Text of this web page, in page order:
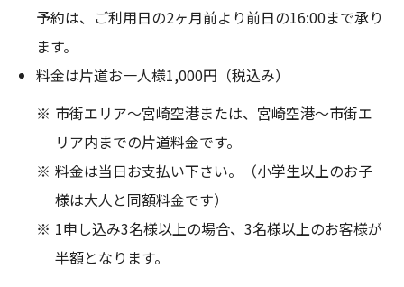
予約は、ご利用日の2ヶ月前より前日の16:00まで承り
ます。
料金は片道お一人様1,000円（税込み）
市街エリア～宮崎空港または、宮崎空港～市街エ
リア内までの片道料金です。
料金は当日お支払い下さい。（小学生以上のお子
様は大人と同額料金です）
1申し込み3名様以上の場合、3名様以上のお客様が
半額となります。